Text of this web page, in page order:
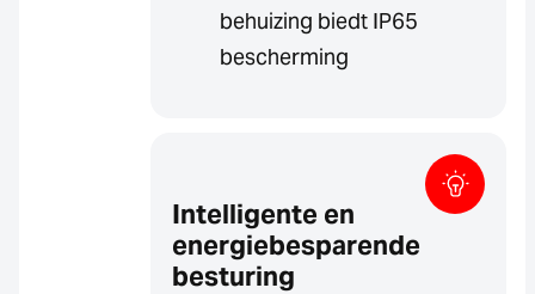
behuizing biedt IP65
bescherming
Intelligente en
energiebesparende
besturing